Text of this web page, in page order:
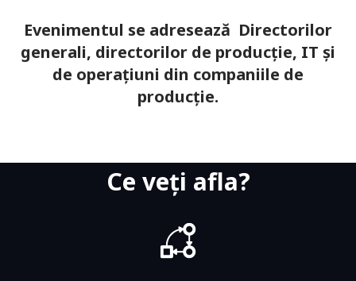
Evenimentul se adresează Directorilor
generali, directorilor de producție, IT și
de operațiuni din companiile de
producție.
Ce veți afla?